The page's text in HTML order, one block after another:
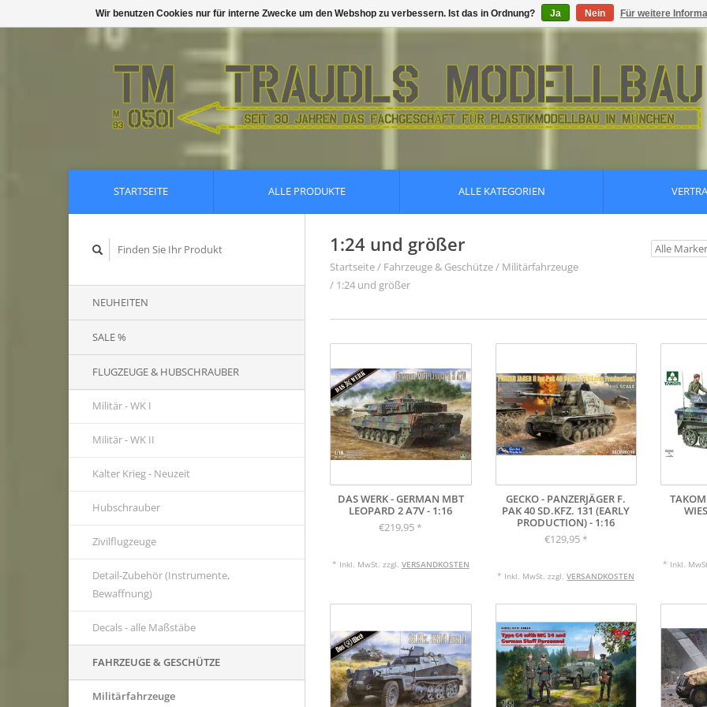
STARTSEITE ALLE PRODUKTE ALLE KATEGORIEN
NEUHEITEN
SALE %
FLUGZEUGE & HUBSCHRAUBER
Militär - WK I
Militär - WK II
Kalter Krieg - Neuzeit
Hubschrauber
Zivilflugzeuge
Detail-Zubehör (Instrumente,
Bewaffnung)
Decals - alle Maßstäbe
FAHRZEUGE & GESCHÜTZE
Militärfahrzeuge
1:24 und größer
Startseite/ Fahrzeuge & Geschütze/ Militärfahrzeuge
/ 1:24 und größer
DAS WERK - GERMAN MBT
LEOPARD 2 A7V - 1:16
€219,95 *
* Inkl. MwSt. zzgl. VERSANDKOSTEN
GECKO - PANZERJÄGER F.
PAK 40 SD.KFZ. 131 (EARLY
PRODUCTION) - 1:16
€129,95 *
* Inkl. MwSt. zzgl.VERSANDKOSTEN
TAKOM
* Inkl.
Wir benutzen Cookies nur für interne Zwecke um den Webshop zu verbessern. Ist das in Ordnung? Ja Nein Für weitere